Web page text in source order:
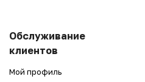
Обслуживание
клиентов
Мой профиль